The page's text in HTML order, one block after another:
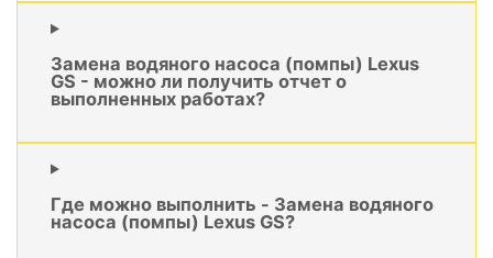
Замена водяного насоса (помпы) Lexus
GS - можно ли получить отчет о
выполненных работах?
Где можно выполнить - Замена водяного
насоса (помпы) Lexus GS?